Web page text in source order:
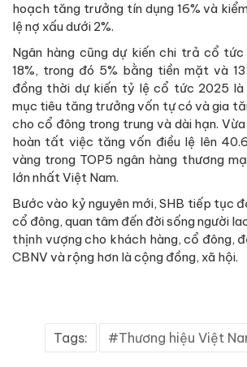
hoạch tăng trưởng tín dụng 16% và
lệ nợ xấu dưới 2%.
Ngân hàng cũng dự kiến chi trả cổ
18%, trong đó 5% bằng tiền mặt và
đồng thời dự kiến tỷ lệ cổ tức 2025 là
mục tiêu tăng trưởng vốn tự có và gia
cho cổ đông trong trung và dài hạn.
hoàn tất việc tăng vốn điều lệ lên
vàng trong TOP5 ngân hàng thương
lớn nhất Việt Nam.
Bước vào kỷ nguyên mới, SHB tiếp tục
cổ đông, quan tâm đến đời sống người
thịnh vượng cho khách hàng, cổ đông,
CBNV và rộng hơn là cộng đồng, xã hội.
Tags: Thương hiệu Việt